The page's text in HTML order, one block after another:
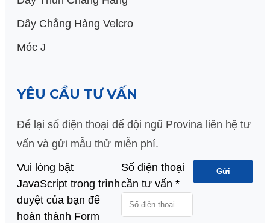
Dây Chằng Hàng Velcro
Móc J
YÊU CẦU TƯ VẤN
Để lại số điện thoại để đội ngũ Provina liên hệ tư
vấn và gửi mẫu thử miễn phí.
Vui lòng bật
JavaScript trong trình
duyệt của bạn để
hoàn thành Form
thoại
Số
cần
Số điện thoại
cần tư vấn *
Gửi